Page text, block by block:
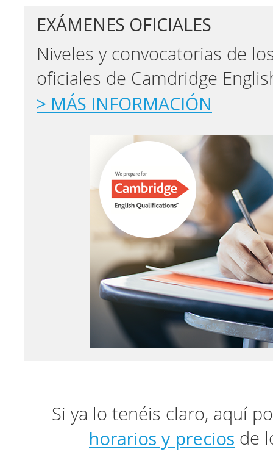
EXÁMENES OFICIALES
Niveles y convocatorias de
oficiales de Camdridge
> MÁS INFORMACIÓN
Si ya lo tenéis claro, aquí
horarios y precios de